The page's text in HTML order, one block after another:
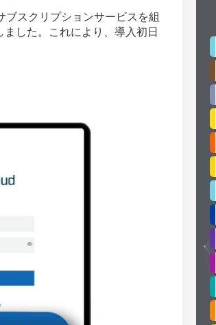
スクリプションサービスを組
した。これにより、導入初日